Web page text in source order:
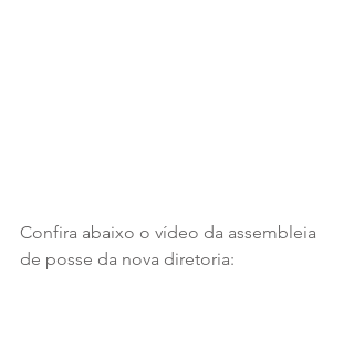
Confira abaixo o vídeo da assembleia
de posse da nova diretoria: